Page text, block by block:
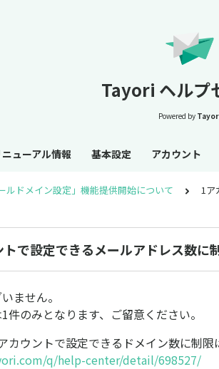
Tayori ヘルプ
Powered by
ューアル情報 基本設定 アカウント
ルドメイン設定」機能提供開始について 1ア
で設定できるメールアドレス数に
ません。
件のみとなります、ご留意ください。
カウントで設定できるドメイン数に制限
q/help-center/detail/698527/